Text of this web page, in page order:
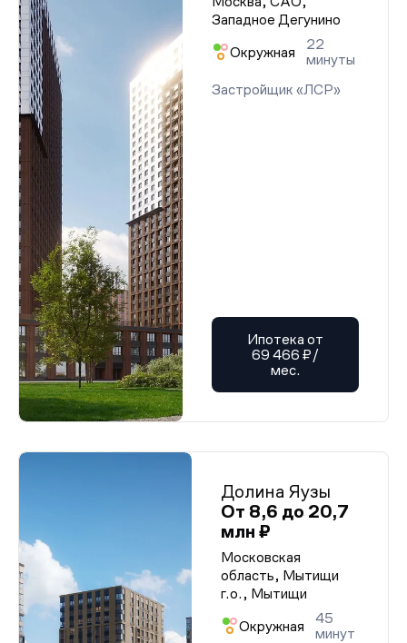
Западное Дегунино
Окружная
22
минуты
Застройщик «ЛСР»
Ипотека от
69 466 ₽/
мес.
Долина Яузы
От 8,6 до 20,7
млн ₽
Московская
область, Мытищи
г.о., Мытищи
Окружная
45
минут